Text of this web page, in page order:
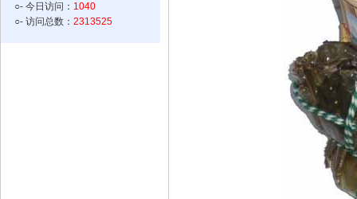
○- 今日访问： 1040
○- 访问总数： 2313525